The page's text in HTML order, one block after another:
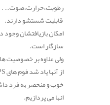
رطوبت،حرارت،صوت… .
قابلیت شستشو دارند.
امکان بازیافتشان
سازگار است.
ولی علاوه بر خصوصیت
خوب و منحصر به فرد
انها می پردازیم.